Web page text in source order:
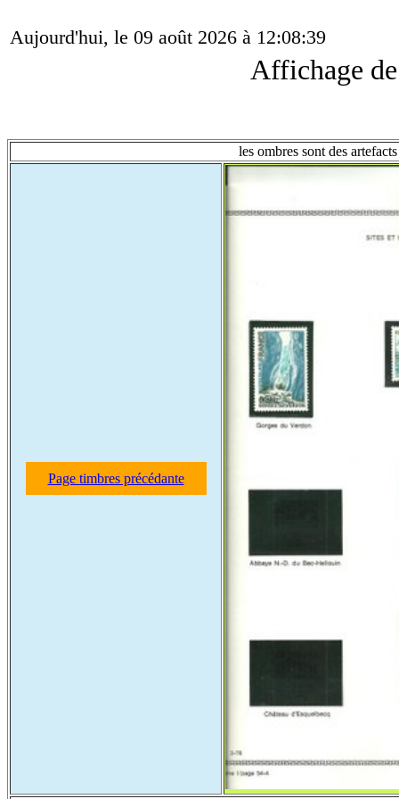
Aujourd'hui, le 09 août 2026 à 12:08:39
Affichage
les ombres sont des
Page timbres précédante